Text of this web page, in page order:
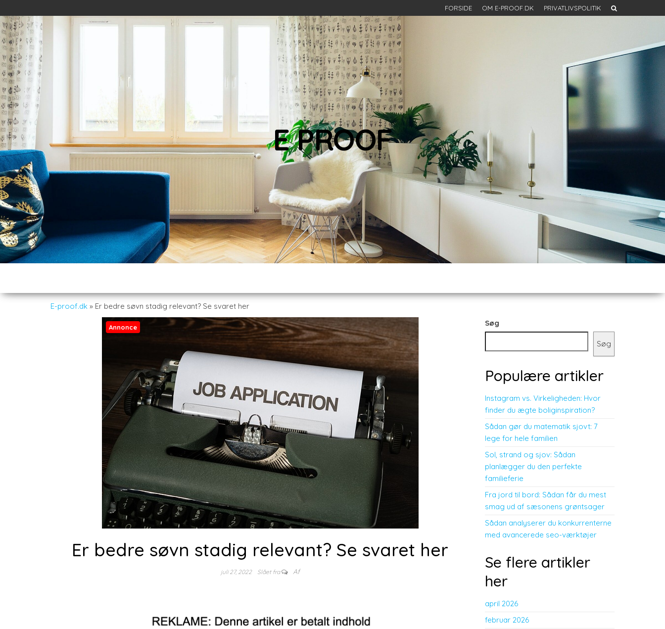
FORSIDE OM E-PROOF.DK PRIVATLIVSPOLITIK
E PROOF
E-proof.dk » Er bedre søvn stadig relevant? Se svaret her
Annonce
Er bedre søvn stadig relevant? Se svaret her
juli 27, 2022 Slået fra Af
Søg
Søg
Populære artikler
Instagram vs. Virkeligheden: Hvor
finder du ægte boliginspiration?
Sådan gør du matematik sjovt: 7
lege for hele familien
Sol, strand og sjov: Sådan
planlægger du den perfekte
familieferie
Fra jord til bord: Sådan får du mest
smag ud af sæsonens grøntsager
Sådan analyserer du konkurrenterne
med avancerede seo-værktøjer
Se flere artikler
her
april 2026
februar 2026